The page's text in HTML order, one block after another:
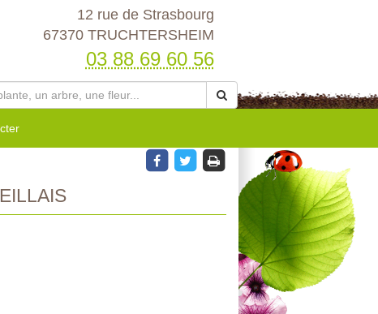
12 rue de Strasbourg
67370 TRUCHTERSHEIM
03 88 69 60 56